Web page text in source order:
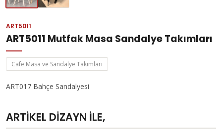
ART5011
ART5011 Mutfak Masa Sandalye Takımları
Cafe Masa ve Sandalye Takımları
ART017 Bahçe Sandalyesi
ARTİKEL DİZAYN İLE,